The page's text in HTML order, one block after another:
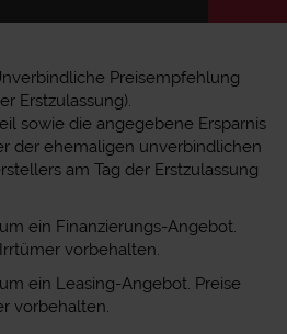
Preisempfehlung
Erstzulassung).
sowie die angegebene Ersparnis
der ehemaligen unverbindlichen
am Tag der Erstzulassung
ein Finanzierungs-Angebot.
vorbehalten.
ein Leasing-Angebot. Preise
vorbehalten.